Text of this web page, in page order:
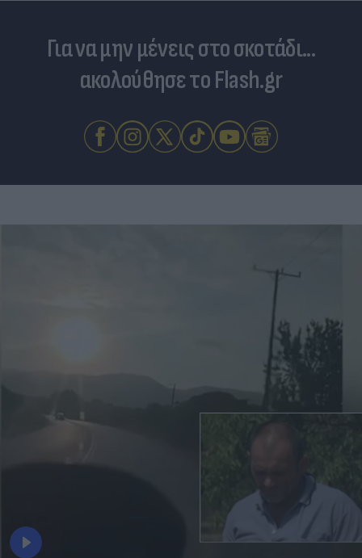
Για να μην μένεις στο σκοτάδι...
ακολούθησε το Flash.gr